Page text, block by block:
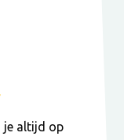
je altijd op